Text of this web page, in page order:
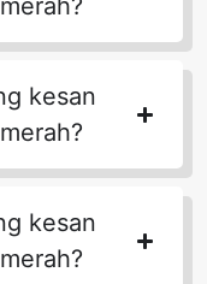
kesan
kesan